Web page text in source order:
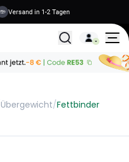
Versand in 1-2 Tagen
Sichere Informationen
Alle
Übergewicht/Fettbinder